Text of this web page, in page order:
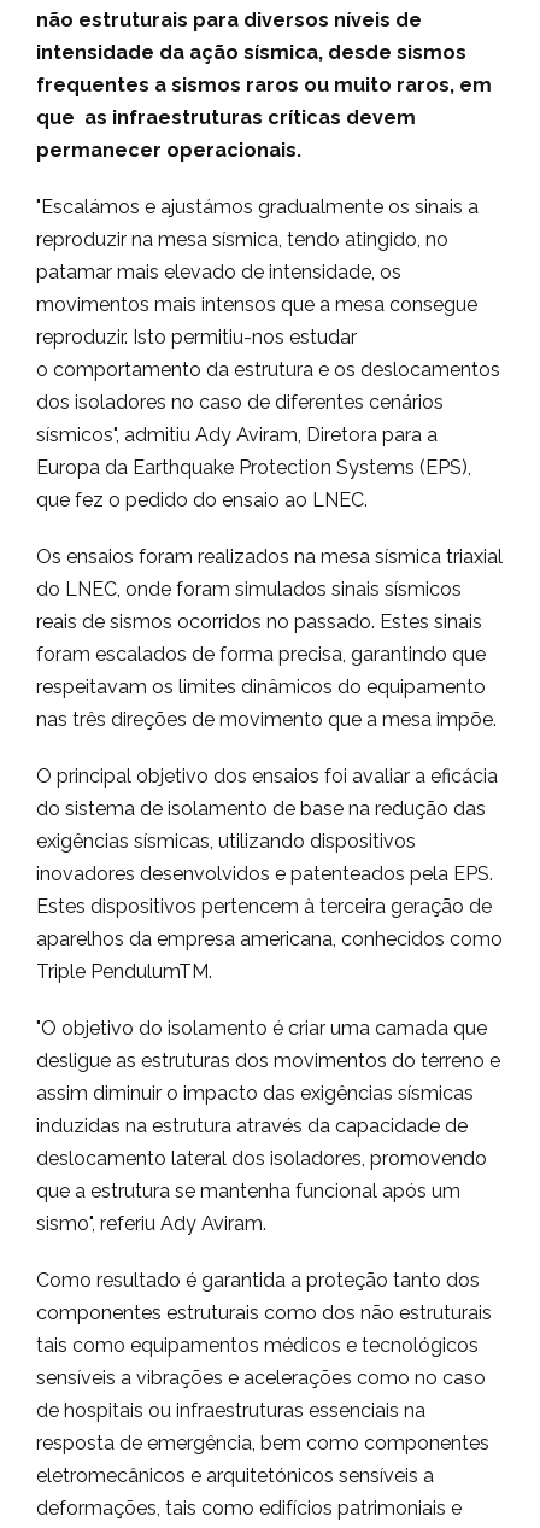
não estruturais para diversos níveis de
intensidade da ação sísmica, desde sismos
frequentes a sismos raros ou muito raros, em
que as infraestruturas críticas devem
permanecer operacionais.
"Escalámos e ajustámos gradualmente os sinais a
reproduzir na mesa sísmica, tendo atingido, no
patamar mais elevado de intensidade, os
movimentos mais intensos que a mesa consegue
reproduzir. Isto permitiu-nos estudar
o comportamento da estrutura e os deslocamentos
dos isoladores no caso de diferentes cenários
sísmicos", admitiu Ady Aviram, Diretora para a
Europa da Earthquake Protection Systems (EPS),
que fez o pedido do ensaio ao LNEC.
Os ensaios foram realizados na mesa sísmica triaxial
do LNEC, onde foram simulados sinais sísmicos
reais de sismos ocorridos no passado. Estes sinais
foram escalados de forma precisa, garantindo que
respeitavam os limites dinâmicos do equipamento
nas três direções de movimento que a mesa impõe.
O principal objetivo dos ensaios foi avaliar a eficácia
do sistema de isolamento de base na redução das
exigências sísmicas, utilizando dispositivos
inovadores desenvolvidos e patenteados pela EPS.
Estes dispositivos pertencem à terceira geração de
aparelhos da empresa americana, conhecidos como
Triple PendulumTM.
"O objetivo do isolamento é criar uma camada que
desligue as estruturas dos movimentos do terreno e
assim diminuir o impacto das exigências sísmicas
induzidas na estrutura através da capacidade de
deslocamento lateral dos isoladores, promovendo
que a estrutura se mantenha funcional após um
sismo", referiu Ady Aviram.
Como resultado é garantida a proteção tanto dos
componentes estruturais como dos não estruturais
tais como equipamentos médicos e tecnológicos
sensíveis a vibrações e acelerações como no caso
de hospitais ou infraestruturas essenciais na
resposta de emergência, bem como componentes
eletromecânicos e arquitetónicos sensíveis a
deformações, tais como edifícios patrimoniais e